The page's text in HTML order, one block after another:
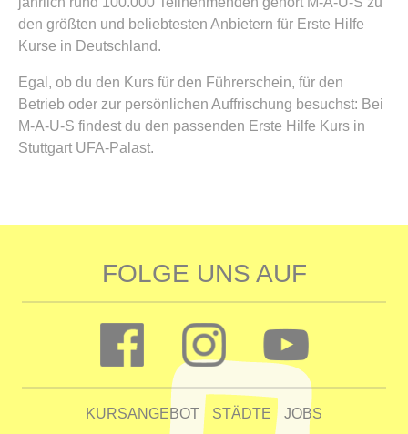
den größten und beliebtesten Anbietern für Erste Hilfe
Kurse in Deutschland.
Egal, ob du den Kurs für den Führerschein, für den
Betrieb oder zur persönlichen Auffrischung besuchst: Bei
M-A-U-S findest du den passenden Erste Hilfe Kurs in
Stuttgart UFA-Palast.
FOLGE UNS AUF
KURSANGEBOT STÄDTE JOBS